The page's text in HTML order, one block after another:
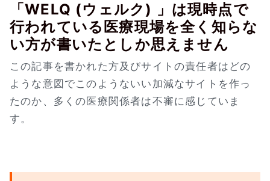
「WELQ (ウェルク) 」は現時点で
行われている医療現場を全く知らな
い方が書いたとしか思えません
この記事を書かれた方及びサイトの責任者はどの
ような意図でこのようないい加減なサイトを作っ
たのか、多くの医療関係者は不審に感じていま
す。